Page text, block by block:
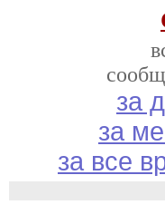
за
за
за все